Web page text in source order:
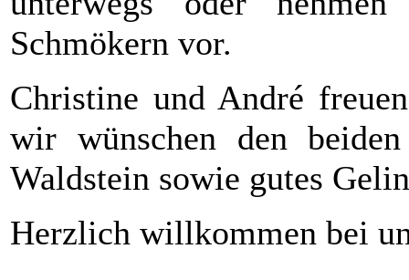
Schmökern vor.
Christine und André
wir wünschen den
Waldstein sowie gutes
Herzlich willkommen bei